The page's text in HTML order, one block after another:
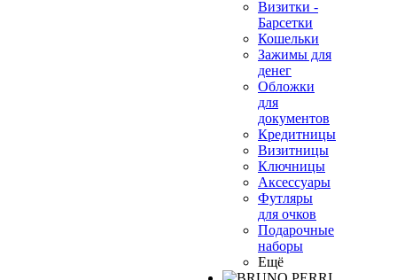
Визитки -
Барсетки
Кошельки
Зажимы для
денег
Обложки
для
документов
Кредитницы
Визитницы
Ключницы
Аксессуары
Футляры
для очков
Подарочные
наборы
Ещё